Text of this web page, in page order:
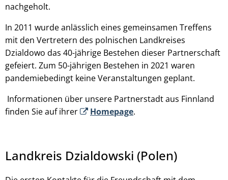
nachgeholt.
In 2011 wurde anlässlich eines gemeinsamen Treffens
mit den Vertretern des polnischen Landkreises
Dzialdowo das 40-jährige Bestehen dieser Partnerschaft
gefeiert. Zum 50-jährigen Bestehen in 2021 waren
pandemiebedingt keine Veranstaltungen geplant.
Informationen über unsere Partnerstadt aus Finnland
finden Sie auf ihrer
Homepage.
Landkreis Dzialdowski (Polen)